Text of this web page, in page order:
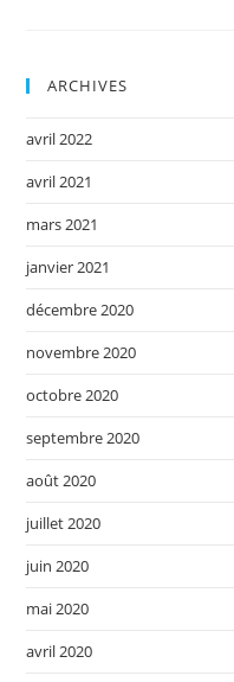
ARCHIVES
avril 2022
avril 2021
mars 2021
janvier 2021
décembre 2020
novembre 2020
octobre 2020
septembre 2020
août 2020
juillet 2020
juin 2020
mai 2020
avril 2020